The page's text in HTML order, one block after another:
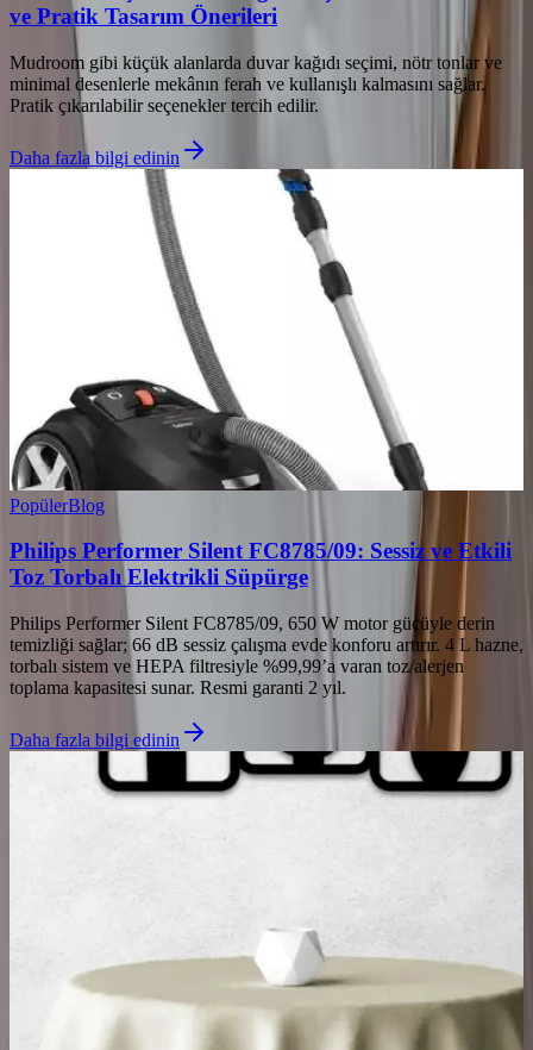
ve Pratik Tasarım Önerileri
Mudroom gibi küçük alanlarda duvar kağıdı seçimi, nötr tonlar ve
minimal desenlerle mekânın ferah ve kullanışlı kalmasını sağlar.
Pratik çıkarılabilir seçenekler tercih edilir.
Daha fazla bilgi edinin
PopülerBlog
Philips Performer Silent FC8785/09: Sessiz ve Etkili
Toz Torbalı Elektrikli Süpürge
Philips Performer Silent FC8785/09, 650 W motor gücüyle derin
temizliği sağlar; 66 dB sessiz çalışma evde konforu artırır. 4 L hazne,
torbalı sistem ve HEPA filtresiyle %99,99’a varan toz/alerjen
toplama kapasitesi sunar. Resmi garanti 2 yıl.
Daha fazla bilgi edinin